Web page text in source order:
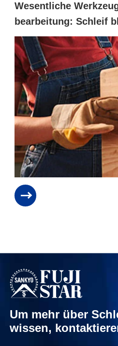
Wesentliche
bearbeitung: Schleif
Um mehr über
wissen,